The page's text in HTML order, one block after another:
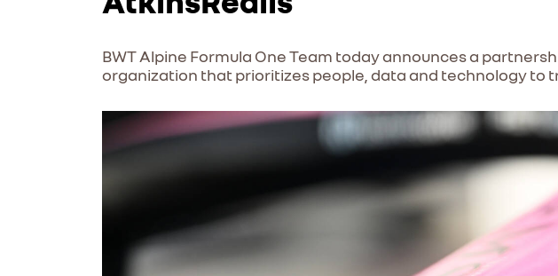
BWT Alpine Formula One Team today announces a
organization that prioritizes people, data and technology to